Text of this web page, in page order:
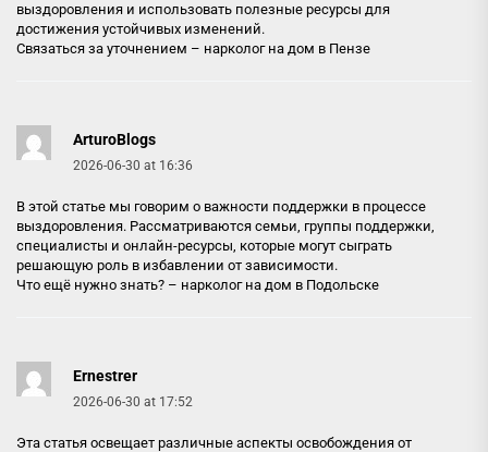
выздоровления и использовать полезные ресурсы для
достижения устойчивых изменений.
Связаться за уточнением – нарколог на дом в Пензе
ArturoBlogs
2026-06-30 at 16:36
В этой статье мы говорим о важности поддержки в процессе
выздоровления. Рассматриваются семьи, группы поддержки,
специалисты и онлайн-ресурсы, которые могут сыграть
решающую роль в избавлении от зависимости.
Что ещё нужно знать? – нарколог на дом в Подольске
Ernestrer
2026-06-30 at 17:52
Эта статья освещает различные аспекты освобождения от